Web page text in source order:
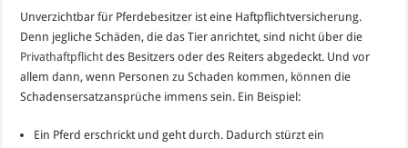
Unverzichtbar für Pferdebesitzer ist eine Haftpflichtversicherung.
Denn jegliche Schäden, die das Tier anrichtet, sind nicht über die
Privathaftpflicht des Besitzers oder des Reiters abgedeckt. Und vor
allem dann, wenn Personen zu Schaden kommen, können die
Schadensersatzansprüche immens sein. Ein Beispiel:
Ein Pferd erschrickt und geht durch. Dadurch stürzt ein